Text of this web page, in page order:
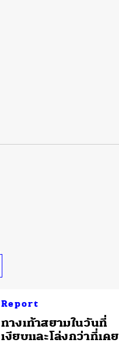
Report
ทางเท้าสยามในวันที่
เงียบและโล่งกว่าที่เคย